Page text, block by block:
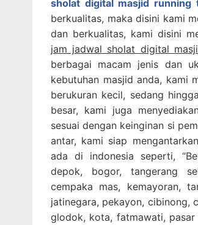
sholat digital masjid running
berkualitas, maka disini kami
dan berkualitas, kami disini
jam jadwal sholat digital
berbagai macam jenis dan
kebutuhan masjid anda, kami
berukuran kecil, sedang
besar, kami juga
sesuai dengan keinginan si
antar, kami siap
ada di indonesia seperti,
depok, bogor, tangerang
cempaka mas, kemayoran,
jatinegara, pekayon, cibinong,
glodok, kota, fatmawati,